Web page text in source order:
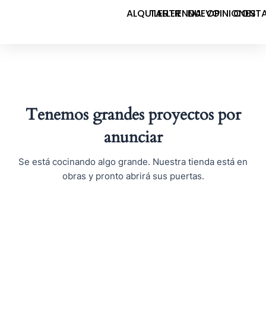
ALQUILER
TALLERTIENDANUEVOOPINIONES
Tenemos grandes proyectos por
anunciar
Se está cocinando algo grande. Nuestra tienda está en
obras y pronto abrirá sus puertas.